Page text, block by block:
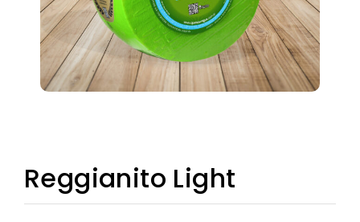
Reggianito Light